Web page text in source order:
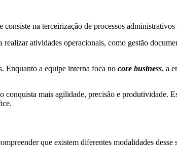
consiste na terceirização de processos
atividades operacionais, como gestão
Enquanto a equipe interna foca no core business, a
conquista mais agilidade, precisão e produtividade.
que existem diferentes modalidades